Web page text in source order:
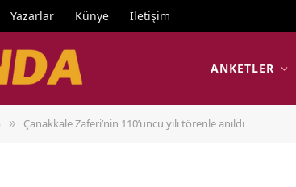
Yazarlar Künye İletişim
ANKETLER
» Çanakkale Zaferi’nin 110’uncu yılı törenle anıldı